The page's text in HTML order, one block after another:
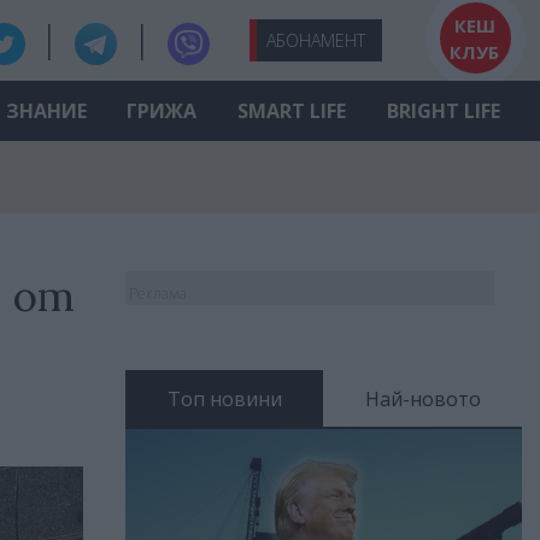
АБОНАМЕНТ
КЕШ
КЛУБ
ЗНАНИЕ ГРИЖА SMART LIFE BRIGHT LIFE
от
Топ новини Най-новото